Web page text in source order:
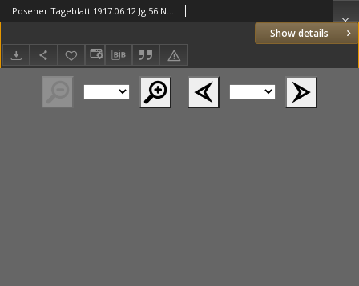
Show details
Posener Tageblatt 1917.06.12 Jg.56 Nr268